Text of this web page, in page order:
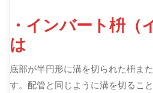
・インバート枡（
は
底部が半円形に溝を切られた枡ま
す。配管と同じように溝を切るこ